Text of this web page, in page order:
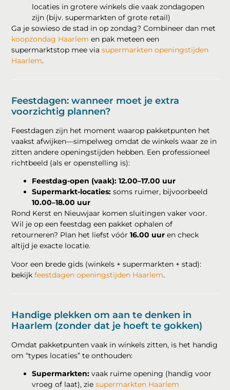
locaties in grotere winkels die vaak zondagopen
zijn (bijv. supermarkten of grote retail)
Ga je sowieso de stad in op zondag? Combineer dan met
koopzondag Haarlem en pak meteen een
supermarktstop mee viasupermarkten openingstijden
Haarlem.
Feestdagen: wanneer moet je extra
voorzichtig plannen?
Feestdagen zijn het moment waarop pakketpunten het
vaakst afwijken—simpelweg omdat de winkels waar ze in
zitten andere openingstijden hebben. Een professioneel
richtbeeld (als er openstelling is):
Feestdag-open (vaak): 12.00–17.00 uur
Supermarkt-locaties: soms ruimer, bijvoorbeeld
10.00–18.00 uur
Rond Kerst en Nieuwjaar komen sluitingen vaker voor.
Wil je op een feestdag een pakket ophalen of
retourneren? Plan het liefst vóór16.00 uur en check
altijd je exacte locatie.
Voor een brede gids (winkels + supermarkten + stad):
bekijkfeestdagen openingstijden Haarlem.
Handige plekken om aan te denken in
Haarlem (zonder dat je hoeft te gokken)
Omdat pakketpunten vaak in winkels zitten, is het handig
om “types locaties” te onthouden:
Supermarkten: vaak ruime opening (handig voor
vroeg of laat), ziesupermarkten Haarlem